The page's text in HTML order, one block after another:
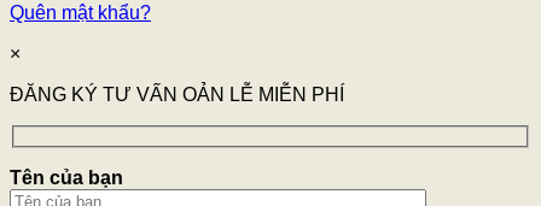
Quên mật khẩu?
×
ĐĂNG KÝ TƯ VẤN OẢN LỄ MIỄN PHÍ
Tên của bạn